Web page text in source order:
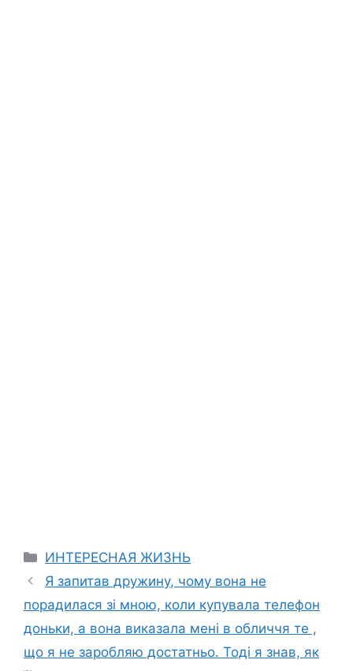
Categories
ИНТЕРЕСНАЯ ЖИЗНЬ
Я запитав дружину, чому вона не
порадилася зі мною, коли купувала телефон
доньки, а вона виказала мені в обличчя те ,
що я не заробляю достатньо. Тоді я знав, як